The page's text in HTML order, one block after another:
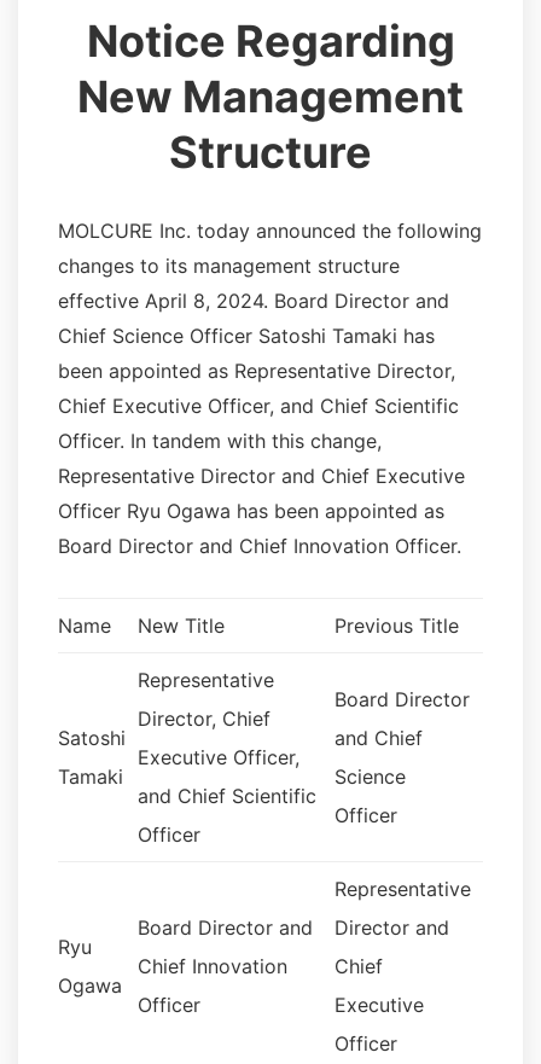
Notice Regarding
New Management
Structure
MOLCURE Inc. today announced the following
changes to its management structure
effective April 8, 2024. Board Director and
Chief Science Officer Satoshi Tamaki has
been appointed as Representative Director,
Chief Executive Officer, and Chief Scientific
Officer. In tandem with this change,
Representative Director and Chief Executive
Officer Ryu Ogawa has been appointed as
Board Director and Chief Innovation Officer.
Name New Title Previous Title
Satoshi
Tamaki
Representative
Director, Chief
Executive Officer,
and Chief Scientific
Officer
Board Director
and Chief
Science
Officer
Ryu
Ogawa
Board Director and
Chief Innovation
Officer
Representative
Director and
Chief
Executive
Officer